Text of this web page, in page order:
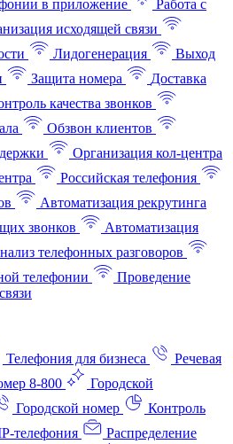
в приложение
Работа с
исходящей связи
Лидогенерация
Выход
Защита номера
Доставка
качества звонков
Обзвон клиентов
Организация кол-центра
Российская телефония
Автоматизация рекрутинга
звонков
Автоматизация
телефонных разговоров
телефонии
Проведение
Телефония для бизнеса
Речевая
8-800
Городской
Городской номер
Контроль
телефония
Распределение